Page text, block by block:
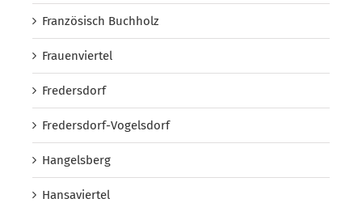
Französisch Buchholz
Frauenviertel
Fredersdorf
Fredersdorf-Vogelsdorf
Hangelsberg
Hansaviertel